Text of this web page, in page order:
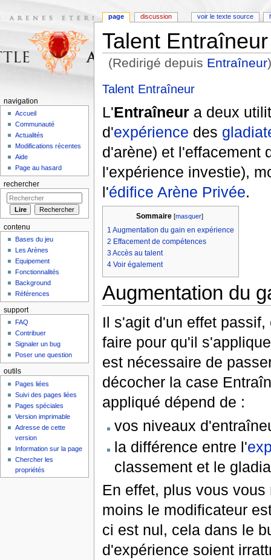
Talent Entraîneur
(Redirigé depuis Entraîneur
Talent Entraîneur
L'Entraîneura deux
d'expérience des
d'arène) et l'effacement
l'expérience investie),
l'édifice Arène Privée.
Sommaire[masquer]
1 Augmentation du gain en expérience
2 Effacement de compétences
3Accès au talent
4 Voir également
Augmentation du
Il s'agit d'un effet
faire pour qu'il
est nécessaire de
décocher la case
appliqué dépend de :
vos niveaux
la différence entre l'
classement et le
En effet, plus vous
moins le modificateur
ci est nul, cela dans le
d'expérience soient
page discussion voir le texte source
navigation
Accueil
Communauté
Actualités
Modifications récentes
Aide
Page au hasard
rechercher
contenu
Bases du jeu
Les Arènes
Equipement
Fonctionnalités
Background
Références
support
FAQ
Contribuer
Signaler un bug
Poser une question
outils
Pages liées
Suivi des pages liées
Pages spéciales
Version imprimable
Adresse de cette
version
Information sur la page
Chercher les
propriétés